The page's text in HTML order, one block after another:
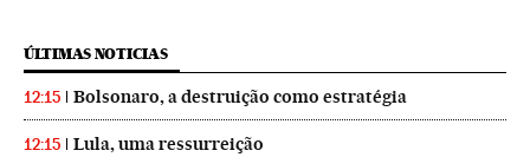
ÚLTIMAS NOTICIAS
12:15 Bolsonaro, a destruição como estratégia
12:15 Lula, uma ressurreição